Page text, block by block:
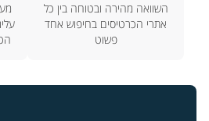
השוואה מהירה ובטוחה בין כל
אתרי הכרטיסים בחיפוש אחד
פשוט